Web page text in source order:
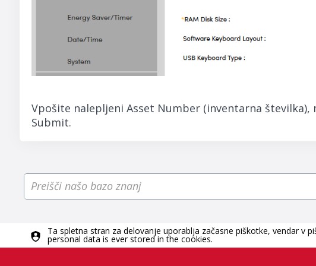
Vpošite nalepljeni Asset Number (inventarna
Submit.
Ta spletna stran za delovanje uporablja začasne piškotke, vendar v
personal data is ever stored in the cookies.